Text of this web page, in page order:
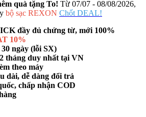
quà tặng To! Từ 07/07 - 08/08/2026,
bộ sạc REXON Chốt DEAL!
đầy đủ chứng từ, mới 100%
10%
ngày (lỗi SX)
tháng duy nhất tại VN
theo máy
dài, dễ dàng đổi trả
chấp nhận COD